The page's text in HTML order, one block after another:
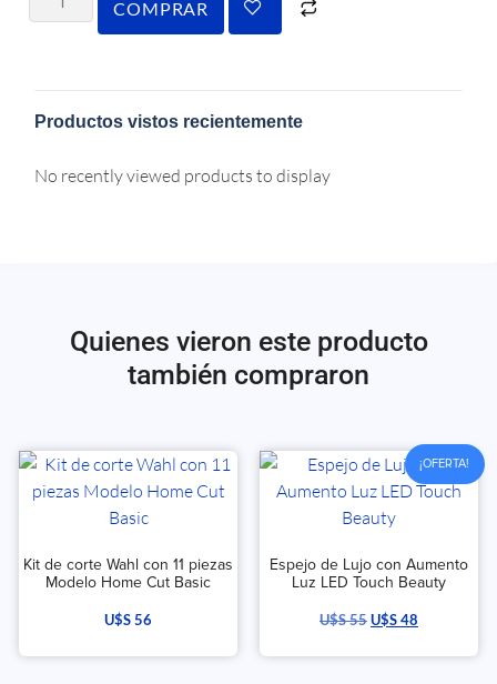
COMPRAR
Productos vistos recientemente
No recently viewed products to display
Quienes vieron este producto
también compraron
Kit de corte Wahl con 11 piezas
Modelo Home Cut Basic
U$S56
¡OFERTA!
Espejo de Lujo con Aumento
Luz LED Touch Beauty
U$S55U$S48